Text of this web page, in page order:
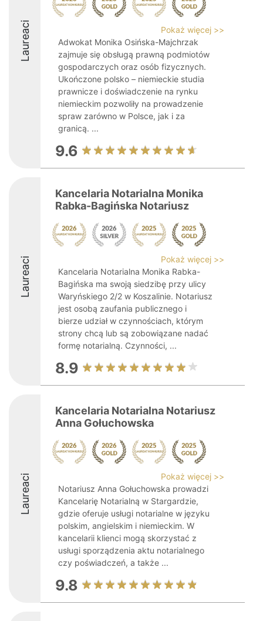
Laureaci
Pokaż więcej >>
Adwokat Monika Osińska-Majchrzak
zajmuje się obsługą prawną podmiotów
gospodarczych oraz osób fizycznych.
Ukończone polsko – niemieckie studia
prawnicze i doświadczenie na rynku
niemieckim pozwoliły na prowadzenie
spraw zarówno w Polsce, jak i za
granicą. ...
9.6
Laureaci
Kancelaria Notarialna Monika
Rabka-Bagińska Notariusz
Pokaż więcej >>
Kancelaria Notarialna Monika Rabka-
Bagińska ma swoją siedzibę przy ulicy
Waryńskiego 2/2 w Koszalinie. Notariusz
jest osobą zaufania publicznego i
bierze udział w czynnościach, którym
strony chcą lub są zobowiązane nadać
formę notarialną. Czynności, ...
8.9
Laureaci
Kancelaria Notarialna Notariusz
Anna Gołuchowska
Pokaż więcej >>
Notariusz Anna Gołuchowska prowadzi
Kancelarię Notarialną w Stargardzie,
gdzie oferuje usługi notarialne w języku
polskim, angielskim i niemieckim. W
kancelarii klienci mogą skorzystać z
usługi sporządzenia aktu notarialnego
czy poświadczeń, a także ...
9.8